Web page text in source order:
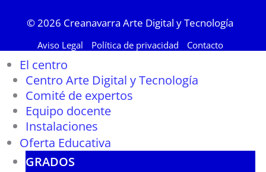
© 2026 Creanavarra Arte Digital y Tecnología
Aviso Legal Política de privacidad Contacto
El centro
Centro Arte Digital y Tecnología
Comité de expertos
Equipo docente
Instalaciones
Oferta Educativa
GRADOS